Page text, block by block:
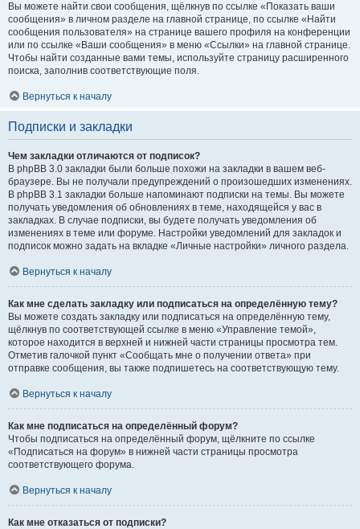
Вы можете найти свои сообщения, щёлкнув по ссылке «Показать ваши
сообщения» в личном разделе на главной странице, по ссылке «Найти
сообщения пользователя» на странице вашего профиля на конференции
или по ссылке «Ваши сообщения» в меню «Ссылки» на главной странице.
Чтобы найти созданные вами темы, используйте страницу расширенного
поиска, заполнив соответствующие поля.
Вернуться к началу
Подписки и закладки
Чем закладки отличаются от подписок?
В phpBB 3.0 закладки были больше похожи на закладки в вашем веб-
браузере. Вы не получали предупреждений о произошедших изменениях.
В phpBB 3.1 закладки больше напоминают подписки на темы. Вы можете
получать уведомления об обновлениях в теме, находящейся у вас в
закладках. В случае подписки, вы будете получать уведомления об
изменениях в теме или форуме. Настройки уведомлений для закладок и
подписок можно задать на вкладке «Личные настройки» личного раздела.
Вернуться к началу
Как мне сделать закладку или подписаться на определённую тему?
Вы можете создать закладку или подписаться на определённую тему,
щёлкнув по соответствующей ссылке в меню «Управление темой»,
которое находится в верхней и нижней части страницы просмотра тем.
Отметив галочкой пункт «Сообщать мне о получении ответа» при
отправке сообщения, вы также подпишетесь на соответствующую тему.
Вернуться к началу
Как мне подписаться на определённый форум?
Чтобы подписаться на определённый форум, щёлкните по ссылке
«Подписаться на форум» в нижней части страницы просмотра
соответствующего форума.
Вернуться к началу
Как мне отказаться от подписки?